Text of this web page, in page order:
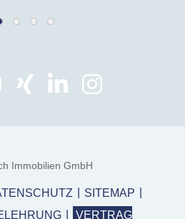
Immobilien GmbH
SITEMAP
VERTRAG